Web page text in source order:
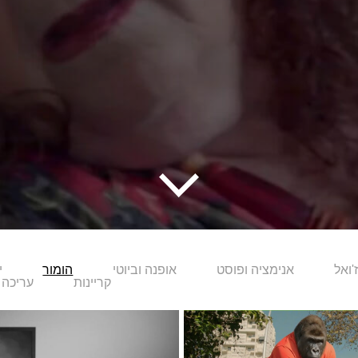
אנימציה ופוסט אופנה וביוטי הומור
קריינות
עריכה